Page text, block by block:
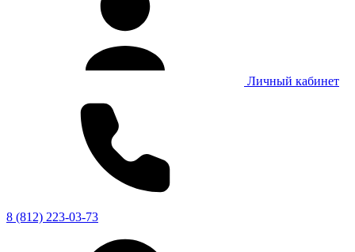
Личный кабинет
8 (812) 223-03-73